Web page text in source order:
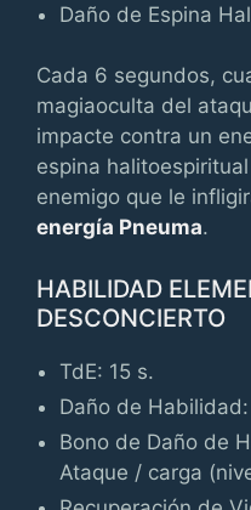
Daño de Espina
Cada 6 segundos,
magiaoculta del
impacte contra un
espina
enemigo que le
energía Pneuma.
HABILIDAD
DESCONCIERTO
TdE: 15 s.
Daño de
Bono de Daño de
Ataque / carga